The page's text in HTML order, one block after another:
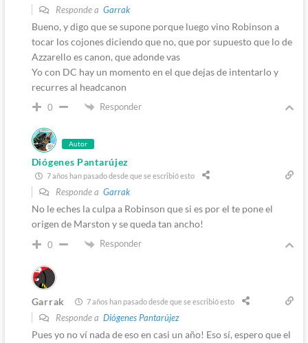
Responde a Garrak
Bueno, y digo que se supone porque luego vino Robinson a
tocar los cojones diciendo que no, que por supuesto que lo de
Azzarello es canon, que adonde vas
Yo con DC hay un momento en el que dejas de intentarlo y
recurres al headcanon
0 Responder
Autor
Diógenes Pantarújez
7 años han pasado desde que se escribió esto
Responde a Garrak
No le eches la culpa a Robinson que si es por el te pone el
origen de Marston y se queda tan ancho!
0 Responder
Garrak 7 años han pasado desde que se escribió esto
Responde a Diógenes Pantarújez
Pues yo no ví nada de eso en casi un año! Eso sí, espero que el